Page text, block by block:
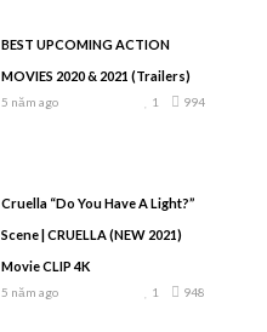
BEST UPCOMING ACTION
MOVIES 2020 & 2021 (Trailers)
5 năm ago 994
1
Cruella “Do You Have A Light?”
Scene | CRUELLA (NEW 2021)
Movie CLIP 4K
5 năm ago 948
1